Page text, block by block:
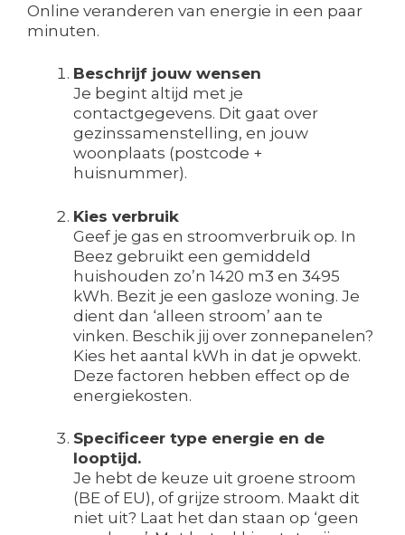
Online veranderen van energie in een paar
minuten.
Beschrijf jouw wensen
Je begint altijd met je
contactgegevens. Dit gaat over
gezinssamenstelling, en jouw
woonplaats (postcode +
huisnummer).
Kies verbruik
Geef je gas en stroomverbruik op. In
Beez gebruikt een gemiddeld
huishouden zo’n 1420 m3 en 3495
kWh. Bezit je een gasloze woning. Je
dient dan ‘alleen stroom’ aan te
vinken. Beschik jij over zonnepanelen?
Kies het aantal kWh in dat je opwekt.
Deze factoren hebben effect op de
energiekosten.
Specificeer type energie en de
looptijd.
Je hebt de keuze uit groene stroom
(BE of EU), of grijze stroom. Maakt dit
niet uit? Laat het dan staan op ‘geen